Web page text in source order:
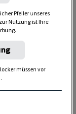
Pfeiler unseres
Nutzung ist Ihre
müssen vor